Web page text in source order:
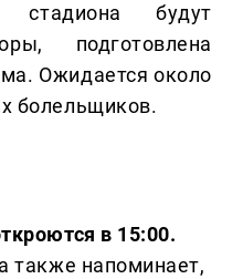
будут
подготовлена
Ожидается около
болельщиков.
в 15:00.
также напоминает,